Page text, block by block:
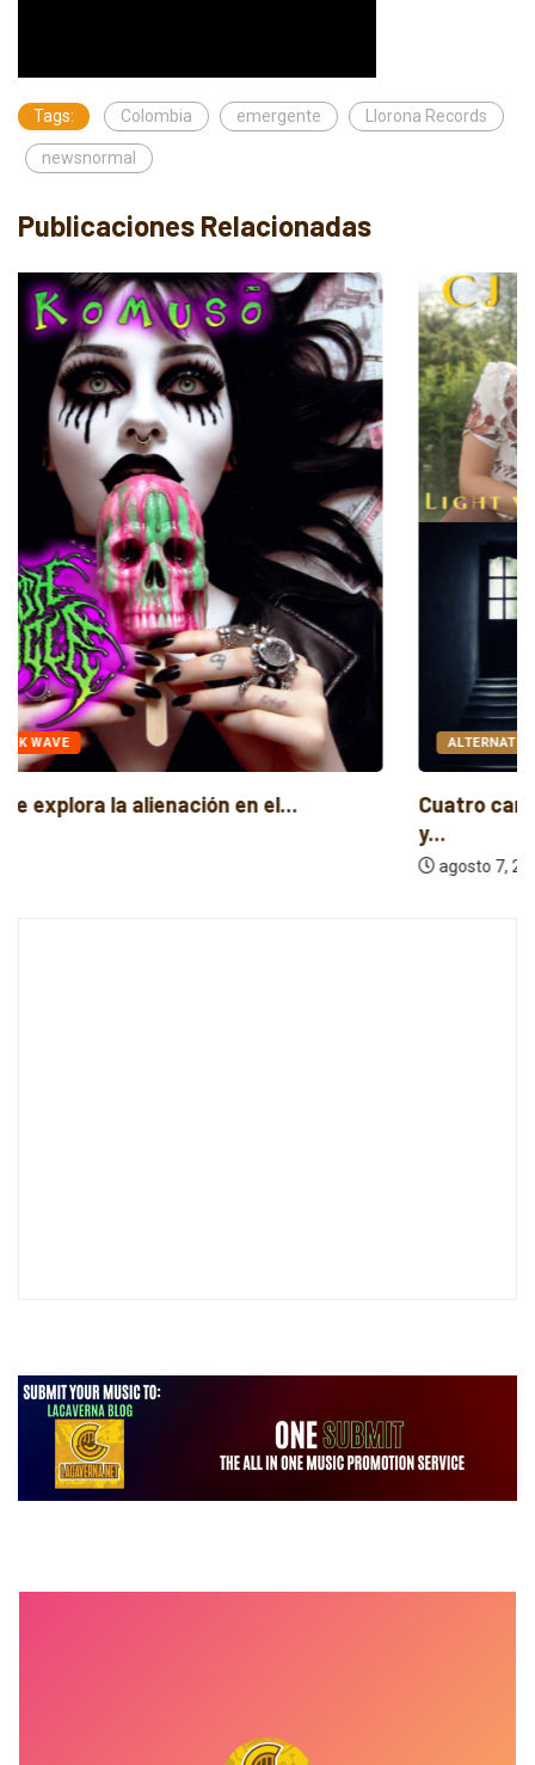
Tags: Colombia emergente Llorona Records
newsnormal
Publicaciones Relacionadas
ALTERNATIVO AUDIO
Cuatro canciones independientes entre folk, rock